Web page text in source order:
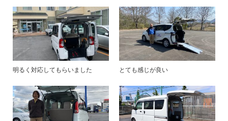
明るく対応してもらいました とても感じが良い